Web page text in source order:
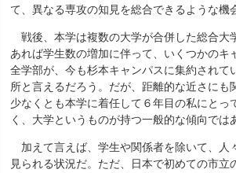
て、異なる専攻の知見を総合できるような機
戦後、本学は複数の大学が合併した総合大
あれば学生数の増加に伴って、いくつかのキ
全学部が、今も杉本キャンパスに集約され
所と言えるだろう。だが、距離的な近さにも
少なくとも本学に着任して６年目の私にと
く、大学というものが持つ一般的な傾向では
加えて言えば、学生や関係者を除いて、人
見られる状況だ。ただ、日本で初めての市